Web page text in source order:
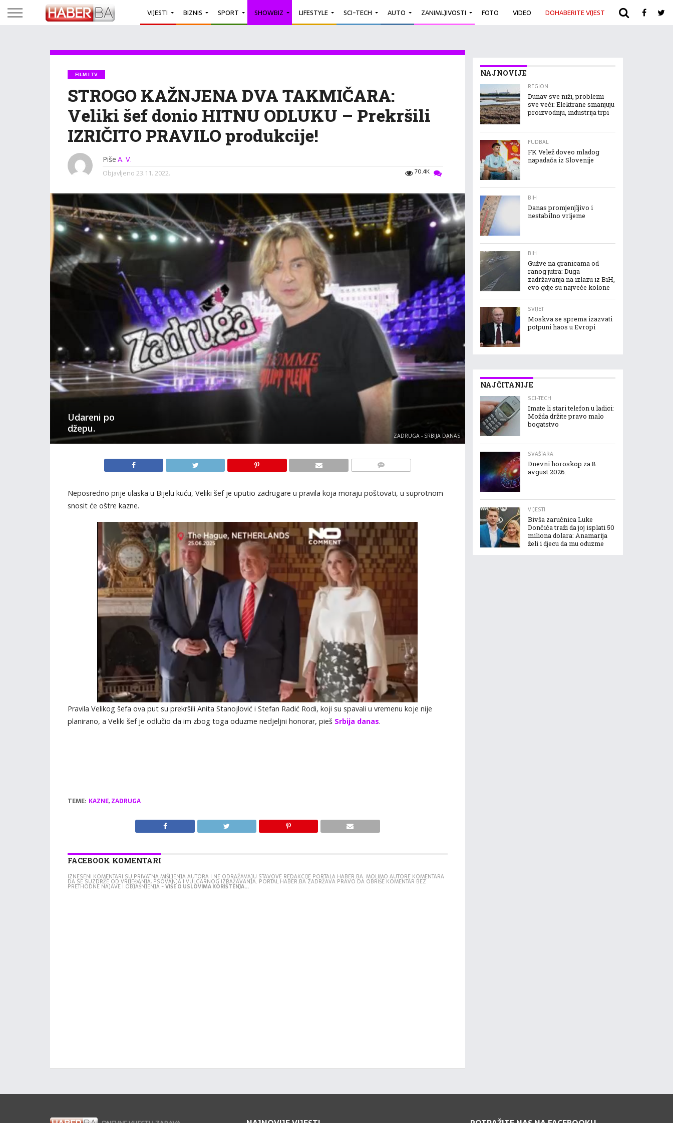
VIJESTI BIZNIS SPORT SHOWBIZ LIFESTYLE SCI-TECH AUTO ZANIMLJIVOSTI FOTO VIDEO DOHABERITE VIJEST ARHIVA
FILM I TV
STROGO KAŽNJENA DVA TAKMIČARA:
Veliki šef donio HITNU ODLUKU – Prekršili
IZRIČITO PRAVILO produkcije!
Piše A. V.
70.4K
Objavljeno 23.11. 2022.
Udareni po
džepu.
ZADRUGA - SRBIJA DANAS
Neposredno prije ulaska u Bijelu kuću, Veliki šef je uputio zadrugare u pravila koja moraju poštovati, u suprotnom
snosit će oštre kazne.
Pravila Velikog šefa ova put su prekršili Anita Stanojlović i Stefan Radić Rodi, koji su spavali u vremenu koje nije
planirano, a Veliki šef je odlučio da im zbog toga oduzme nedjeljni honorar, pieš Srbija danas.
TEME: KAZNE, ZADRUGA
FACEBOOK KOMENTARI
IZNESENI KOMENTARI SU PRIVATNA MIŠLJENJA AUTORA I NE ODRAŽAVAJU STAVOVE REDAKCIJE PORTALA HABER.BA. MOLIMO AUTORE KOMENTARA
DA SE SUZDRŽE OD VRIJEĐANJA, PSOVANJA I VULGARNOG IZRAŽAVANJA. PORTAL HABER.BA ZADRŽAVA PRAVO DA OBRIŠE KOMENTAR BEZ
PRETHODNE NAJAVE I OBJAŠNJENJA -VIŠE O USLOVIMA KORIŠTENJA...
NAJNOVIJE
REGION
Dunav sve niži, problemi
sve veći: Elektrane smanjuju
proizvodnju, industrija trpi
FUDBAL
FK Velež doveo mladog
napadača iz Slovenije
BIH
Danas promjenjljivo i
nestabilno vrijeme
BIH
Gužve na granicama od
ranog jutra: Duga
zadržavanja na izlazu iz BiH,
evo gdje su najveće kolone
SVIJET
Moskva se sprema izazvati
potpuni haos u Evropi
NAJČITANIJE
SCI-TECH
Imate li stari telefon u ladici:
Možda držite pravo malo
bogatstvo
SVAŠTARA
Dnevni horoskop za 8.
avgust.2026.
VIJESTI
Bivša zaručnica Luke
Dončića traži da joj isplati 50
miliona dolara: Anamarija
želi i djecu da mu oduzme